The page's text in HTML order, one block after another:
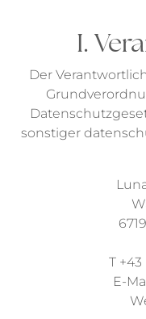
I.
Der
sonstiger
T
E-